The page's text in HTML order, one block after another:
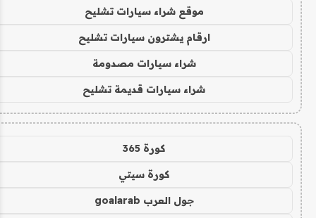
موقع شراء سيارات تشليح
ارقام يشترون سيارات تشليح
شراء سيارات مصدومة
شراء سيارات قديمة تشليح
كورة 365
كورة سيتي
جول العرب goalarab